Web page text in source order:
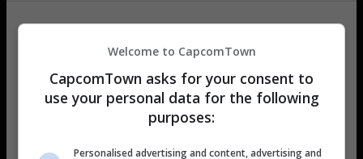
We use cookies to personalise content and ads, to
provide social media features and to analyse our traffic.
We also share information about your use of our site with
our social media, advertising and analytics partners who
イター
The Final Fight
家庭用ゲーム機
カプコンタウンのご利用に際して
カプコンタウンをご利用いただくには「カプコンタウ
Welcome to CapcomTown
CapcomTown asks for your consent to
use your personal data for the following
purposes:
Personalised advertising and content, advertising and